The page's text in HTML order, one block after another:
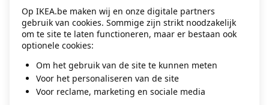
information).
Op IKEA.be maken wij en onze digitale partners
gebruik van cookies. Sommige zijn strikt noodzakelijk
om te site te laten functioneren, maar er bestaan ook
optionele cookies:
Om het gebruik van de site te kunnen meten
Voor het personaliseren van de site
Voor reclame, marketing en sociale media